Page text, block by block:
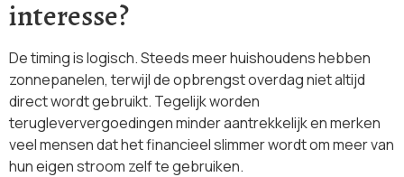
interesse?
De timing is logisch. Steeds meer huishoudens hebben
zonnepanelen, terwijl de opbrengst overdag niet altijd
direct wordt gebruikt. Tegelijk worden
terugleververgoedingen minder aantrekkelijk en merken
veel mensen dat het financieel slimmer wordt om meer van
hun eigen stroom zelf te gebruiken.